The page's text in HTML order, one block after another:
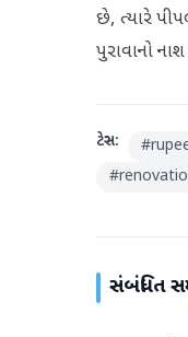
છે, ત્યારે
પુરાવાનો
ટેગ્સ: #
#
સંબંધિત